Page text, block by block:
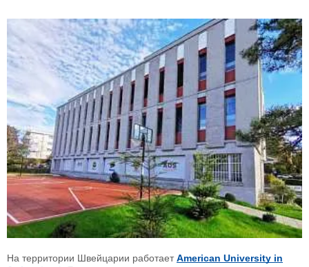
На территории Швейцарии работаетAmerican University in